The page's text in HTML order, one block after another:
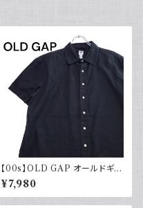
【00s】OLD GAP オールドギャ
ップ コットンリネンシャツ ブラッ
ク 黒 古着 半袖
¥7,980